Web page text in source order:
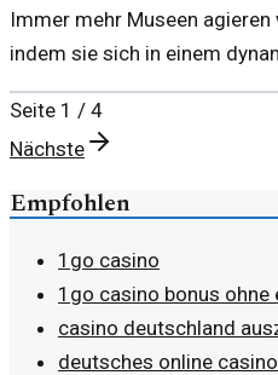
Immer mehr Museen
indem sie sich in einem
positionieren. Dies wirft
der Kultur auf.
Seite 1 / 4
Nächste
Empfohlen
1go casino
1go casino bonus ohne
casino deutschland
deutsches online